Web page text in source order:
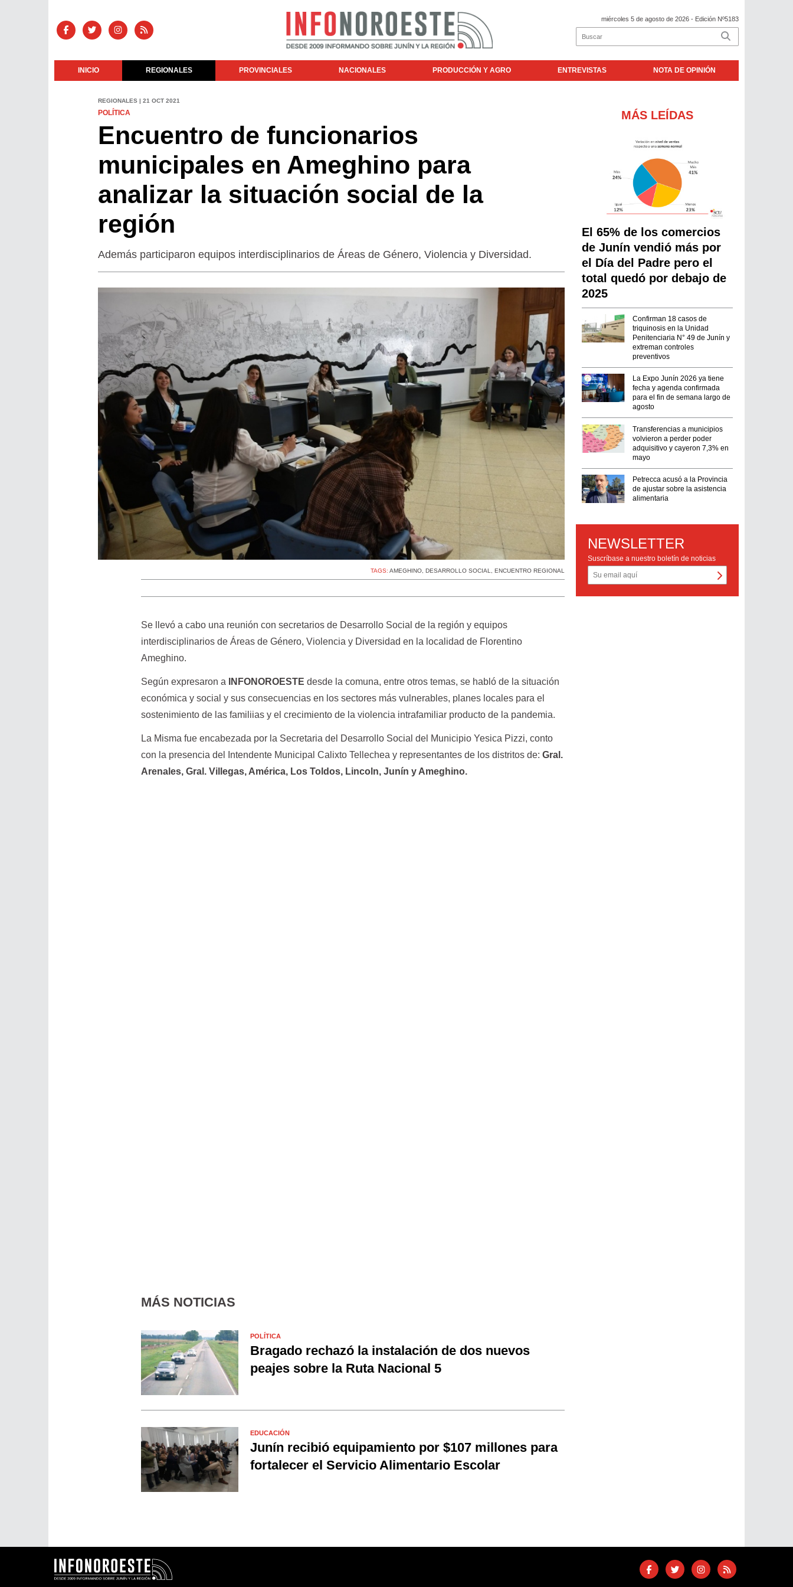
miércoles 5 de agosto de 2026 - Edición Nº5183
INICIO REGIONALES PROVINCIALES NACIONALES PRODUCCIÓN Y AGRO ENTREVISTAS NOTA DE OPINIÓN
REGIONALES | 21 OCT 2021
POLÍTICA
Encuentro de funcionarios
municipales en Ameghino para
analizar la situación social de la
región
Además participaron equipos interdisciplinarios de Áreas de Género, Violencia y Diversidad.
TAGS:AMEGHINO ,DESARROLLO SOCIAL ,ENCUENTRO REGIONAL
Se llevó a cabo una reunión con secretarios de Desarrollo Social de la región y equipos
interdisciplinarios de Áreas de Género, Violencia y Diversidad en la localidad de Florentino
Ameghino.
Según expresaron a INFONOROESTE desde la comuna, entre otros temas, se habló de la situación
económica y social y sus consecuencias en los sectores más vulnerables, planes locales para el
sostenimiento de las familiias y el crecimiento de la violencia intrafamiliar producto de la pandemia.
La Misma fue encabezada por la Secretaria del Desarrollo Social del Municipio Yesica Pizzi, conto
con la presencia del Intendente Municipal Calixto Tellechea y representantes de los distritos de:Gral.
Arenales, Gral. Villegas, América, Los Toldos, Lincoln, Junín y Ameghino.
MÁS NOTICIAS
POLÍTICA
Bragado rechazó la instalación de dos nuevos
peajes sobre la Ruta Nacional 5
EDUCACIÓN
Junín recibió equipamiento por $107 millones para
fortalecer el Servicio Alimentario Escolar
MÁS LEÍDAS
El 65% de los comercios
de Junín vendió más por
el Día del Padre pero el
total quedó por debajo de
2025
Confirman 18 casos de
triquinosis en la Unidad
Penitenciaria N° 49 de Junín y
extreman controles
preventivos
La Expo Junín 2026 ya tiene
fecha y agenda confirmada
para el fin de semana largo de
agosto
Transferencias a municipios
volvieron a perder poder
adquisitivo y cayeron 7,3% en
mayo
Petrecca acusó a la Provincia
de ajustar sobre la asistencia
alimentaria
NEWSLETTER
Suscríbase a nuestro boletín de noticias